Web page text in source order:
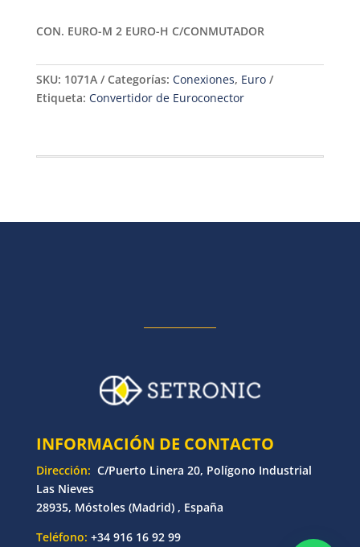
CON. EURO-M 2 EURO-H C/CONMUTADOR
SKU: 1071A Categorías: Conexiones, Euro
Etiqueta: Convertidor de Euroconector
INFORMACIÓN DE CONTACTO
Dirección: C/Puerto Linera 20, Polígono Industrial
Las Nieves
28935, Móstoles (Madrid) , España
Teléfono: +34 916 16 92 99